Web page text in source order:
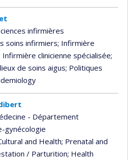
infirmières
soins infirmiers; Infirmière
Infirmière clinicienne spécialisée;
de soins aigus; Politiques
- Département
gynécologie
and Health; Prenatal and
/ Parturition; Health